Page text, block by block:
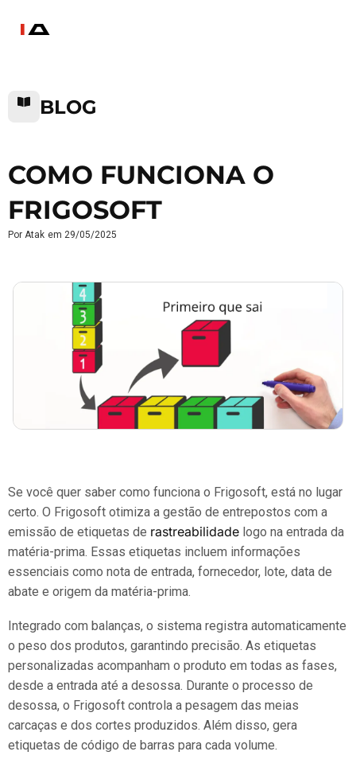
BLOG
COMO FUNCIONA O
FRIGOSOFT
Por Atak em 29/05/2025
Se você quer saber como funciona o Frigosoft, está no lugar
certo. O Frigosoft otimiza a gestão de entrepostos com a
emissão de etiquetas de rastreabilidade logo na entrada da
matéria-prima. Essas etiquetas incluem informações
essenciais como nota de entrada, fornecedor, lote, data de
abate e origem da matéria-prima.
Integrado com balanças, o sistema registra automaticamente
o peso dos produtos, garantindo precisão. As etiquetas
personalizadas acompanham o produto em todas as fases,
desde a entrada até a desossa. Durante o processo de
desossa, o Frigosoft controla a pesagem das meias
carcaças e dos cortes produzidos. Além disso, gera
etiquetas de código de barras para cada volume.